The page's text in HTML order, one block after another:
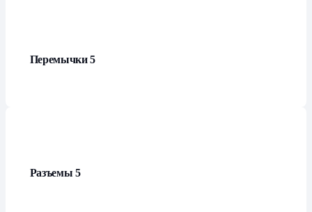
Перемычки5
Разъемы 5